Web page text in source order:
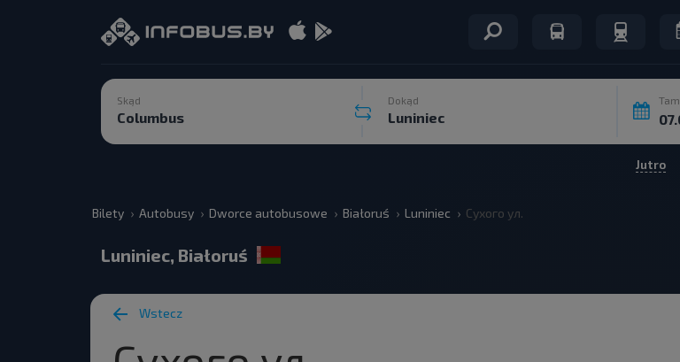
Skąd Dokąd Tam
Jutro
Bilety Autobusy Dworce autobusowe Białoruś Luniniec Сухого ул.
Luniniec, Białoruś
Wstecz